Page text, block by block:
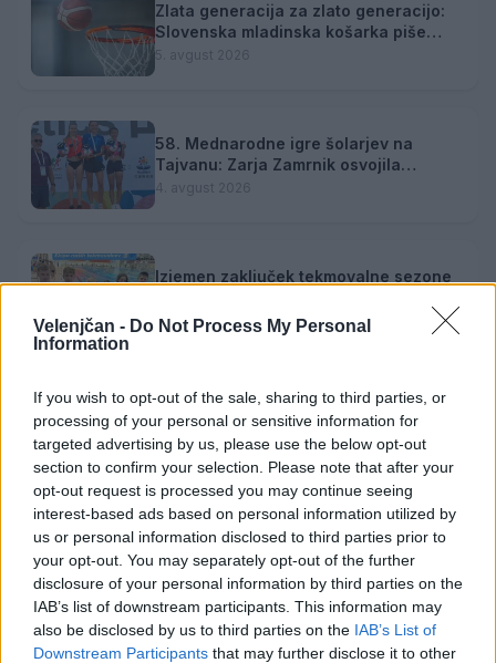
Velenjčan - Do Not Process My Personal
Information
If you wish to opt-out of the sale, sharing to third parties, or
processing of your personal or sensitive information for
targeted advertising by us, please use the below opt-out
section to confirm your selection. Please note that after your
opt-out request is processed you may continue seeing
interest-based ads based on personal information utilized by
us or personal information disclosed to third parties prior to
your opt-out. You may separately opt-out of the further
disclosure of your personal information by third parties on the
IAB’s list of downstream participants. This information may
also be disclosed by us to third parties on the IAB’s List of
Downstream Participants that may further disclose it to other
Zlata generacija za zlato generacijo:
Slovenska mladinska košarka piše
zgodovino
5. avgust 2026
58. Mednarodne igre šolarjev na
Tajvanu: Zarja Zamrnik osvojila
srebrno medaljo
4. avgust 2026
Izjemen zaključek tekmovalne sezone
tretjega naziva državne prvakinje
4. avgust 2026
Zgodovinski bron: Slovenski odbojkarji
v Ligi narodov premagali Japonsko
2. avgust 2026
Opozorilo:Po 297. členu Kazenskega zakonika je
posameznik kazensko odgovoren za javno spodbujanje
sovraštva, nasilja ali nestrpnosti. Komentarji z žaljivimi,